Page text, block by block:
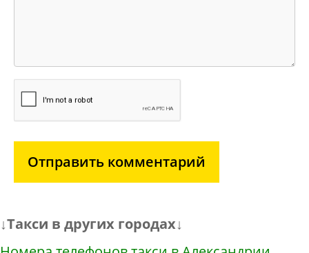
Отправить комментарий
↓Такси в других городах↓